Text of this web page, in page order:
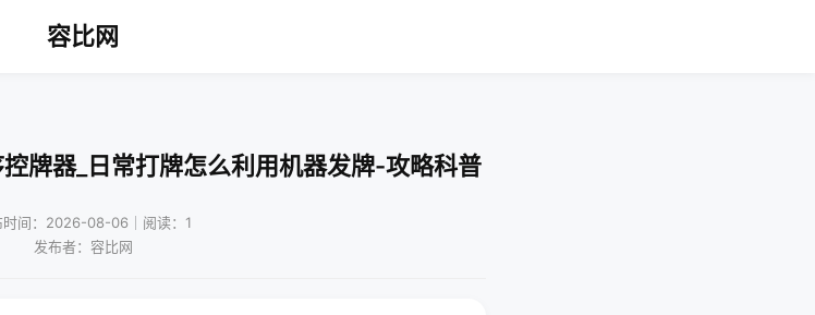
容比网
牌器_日常打牌怎么利用机器发牌-攻略科普
时间：2026-08-06｜阅读：1
发布者：容比网